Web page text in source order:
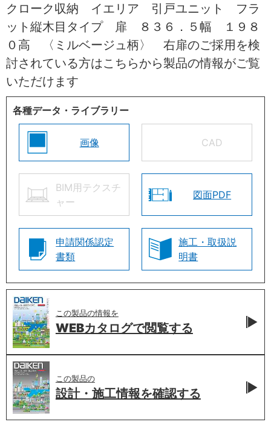
クローク収納 イエリア 引戸ユニット フラ
ット縦木目タイプ 扉 ８３６．５幅 １９８
０高 〈ミルベージュ柄〉 右扉のご採用を検
討されている方はこちらから製品の情報がご覧
いただけます
各種データ・ライブラリー
画像 CAD
BIM用テクスチ
ャー
図面PDF
申請関係認定
書類
施工・取扱説
明書
この製品の情報を
WEBカタログで閲覧する
この製品の
設計・施工情報を確認する